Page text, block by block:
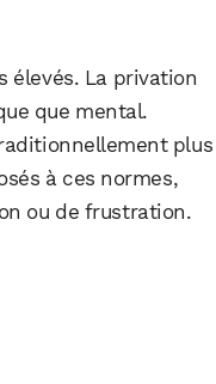
élevés. La privation
que mental.
plus
à ces normes,
ou de frustration.